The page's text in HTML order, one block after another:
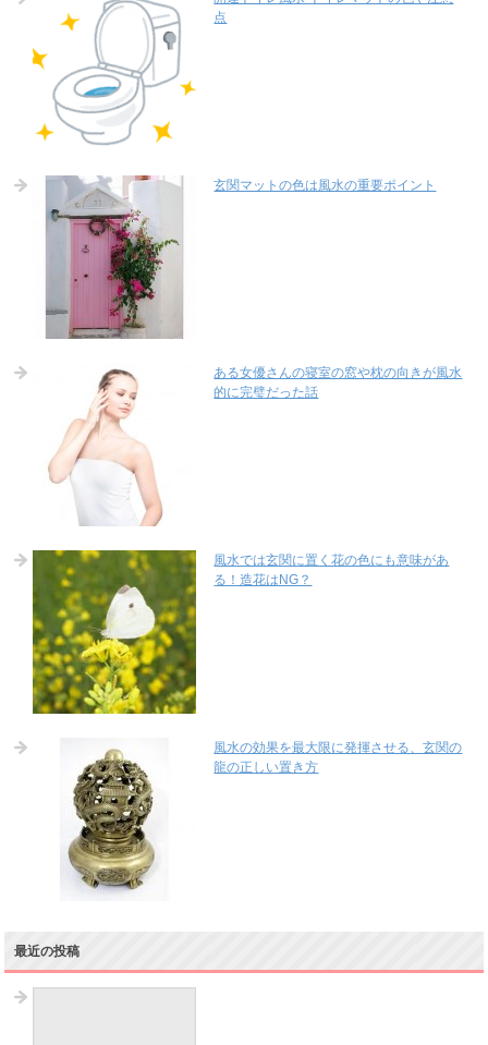
点
玄関マットの色は風水の重要ポイント
ある女優さんの寝室の窓や枕の向きが風水
的に完璧だった話
風水では玄関に置く花の色にも意味があ
る！造花はNG？
風水の効果を最大限に発揮させる、玄関の
龍の正しい置き方
最近の投稿